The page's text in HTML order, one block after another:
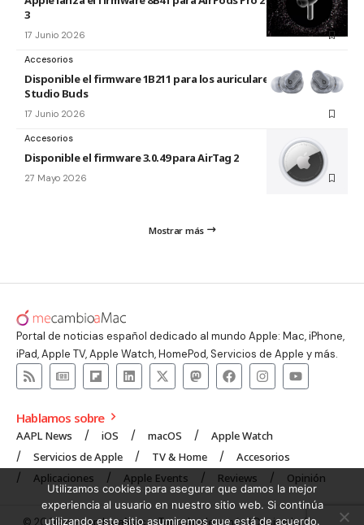
3
17 Junio 2026
Accesorios
Disponible el firmware 1B211 para los auriculares Beats
Studio Buds
17 Junio 2026
Accesorios
Disponible el firmware 3.0.49 para AirTag 2
27 Mayo 2026
Mostrar más
Portal de noticias español dedicado al mundo Apple: Mac, iPhone,
iPad, Apple TV, Apple Watch, HomePod, Servicios de Apple y más.
Hablamos sobre
AAPL News iOS macOS
Apple Watch
Servicios de Apple
TV & Home
Accesorios
Aplicaciones
Apple Events Reviews Opinión
Utilizamos cookies para asegurar que damos la mejor
experiencia al usuario en nuestro sitio web. Si continúa
utilizando este sitio asumiremos que está de acuerdo.